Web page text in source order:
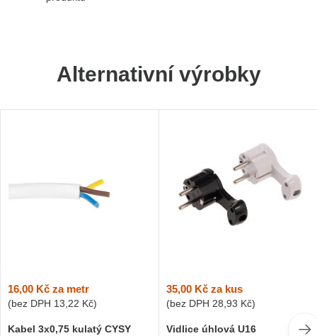
Alternativní výrobky
16,00 Kč za metr
(bez DPH 13,22 Kč)
Kabel 3x0,75 kulatý CYSY
35,00 Kč za kus
(bez DPH 28,93 Kč)
Vidlice úhlová U16